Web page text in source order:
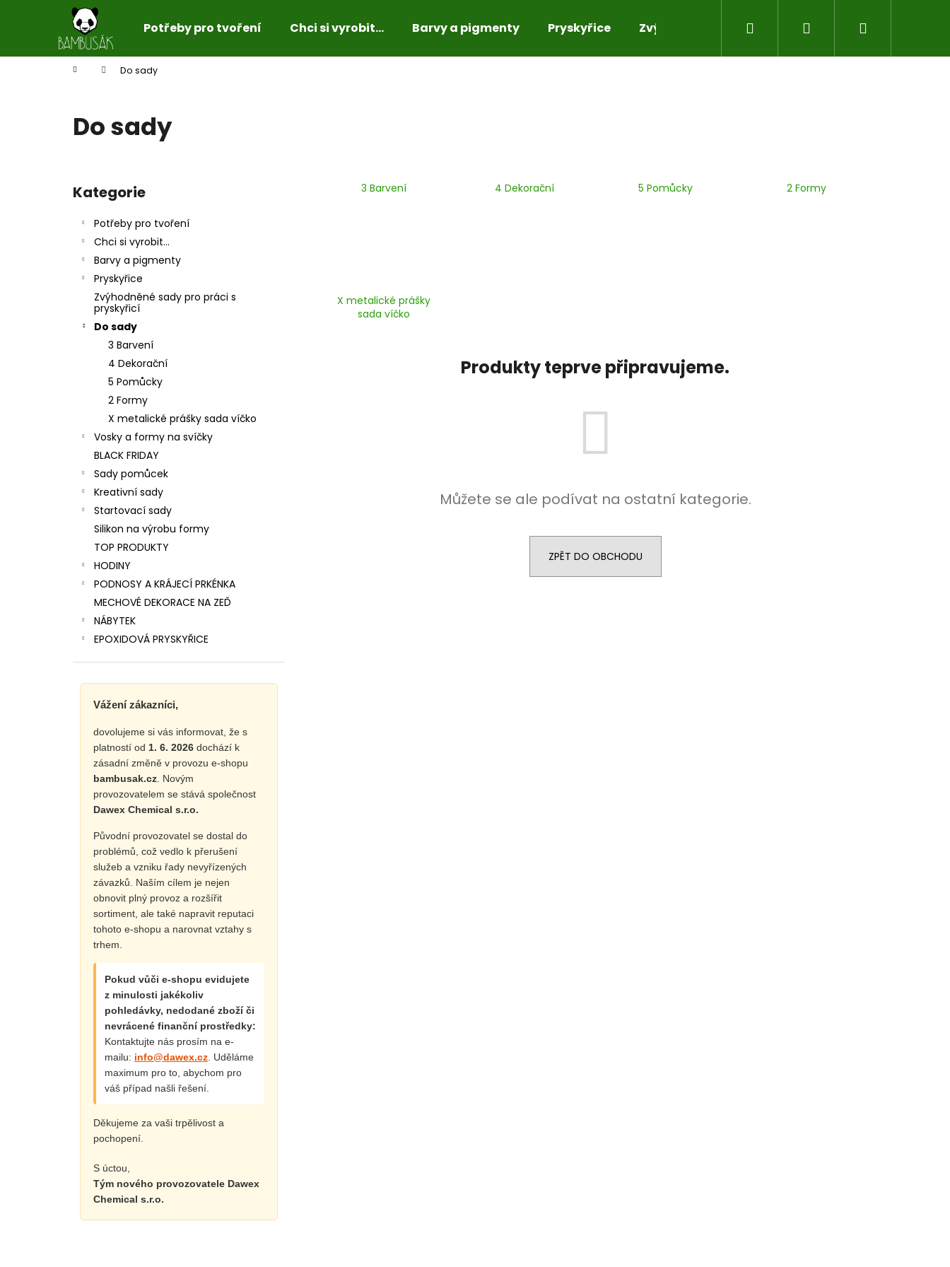
Potřeby pro tvoření Chci si vyrobit... Barvy a pigmenty Pryskyřice Zvýhodněné sady pro práci s pryskyřicí
Přihlášení
Domů Do sady
Do sady
Přeskočit
kategorie
Kategorie
Potřeby pro tvoření
Chci si vyrobit...
Barvy a pigmenty
Pryskyřice
Zvýhodněné sady pro práci s
pryskyřicí
Do sady
3 Barvení
4 Dekorační
5 Pomůcky
2 Formy
X metalické prášky sada víčko
Vosky a formy na svíčky
BLACK FRIDAY
Sady pomůcek
Kreativní sady
Startovací sady
Silikon na výrobu formy
TOP PRODUKTY
HODINY
PODNOSY A KRÁJECÍ PRKÉNKA
MECHOVÉ DEKORACE NA ZEĎ
NÁBYTEK
EPOXIDOVÁ PRYSKYŘICE
Vážení zákazníci,
dovolujeme si vás informovat, že s
platností od 1. 6. 2026 dochází k
zásadní změně v provozu e-shopu
bambusak.cz . Novým
provozovatelem se stává společnost
Dawex Chemical s.r.o.
Původní provozovatel se dostal do
problémů, což vedlo k přerušení
služeb a vzniku řady nevyřízených
závazků. Naším cílem je nejen
obnovit plný provoz a rozšířit
sortiment, ale také napravit reputaci
tohoto e-shopu a narovnat vztahy s
trhem.
Pokud vůči e-shopu evidujete
z minulosti jakékoliv
pohledávky, nedodané zboží či
nevrácené finanční prostředky:
Kontaktujte nás prosím na e-
mailu: info@dawex.cz . Uděláme
maximum pro to, abychom pro
váš případ našli řešení.
Děkujeme za vaši trpělivost a
pochopení.
S úctou,
Tým nového provozovatele Dawex
Chemical s.r.o.
3 Barvení 4 Dekorační 5 Pomůcky 2 Formy
X metalické prášky
sada víčko
Produkty teprve připravujeme.
Můžete se ale podívat na ostatní kategorie.
ZPĚT DO OBCHODU
í
Zpět
do
Zpět
do
Doporučujeme